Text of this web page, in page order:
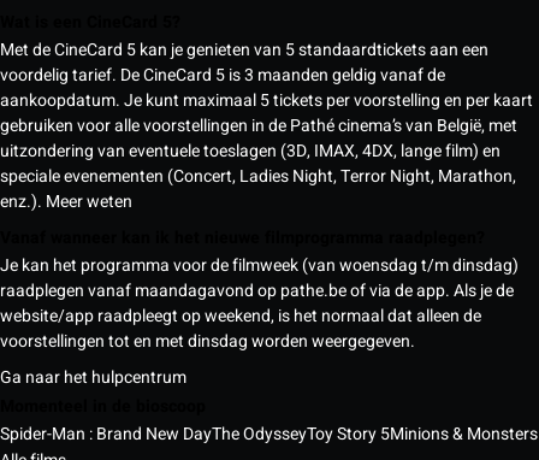
Met de CineCard 5 kan je genieten van 5 standaardtickets aan een
voordelig tarief. De CineCard 5 is 3 maanden geldig vanaf de
aankoopdatum. Je kunt maximaal 5 tickets per voorstelling en per kaart
gebruiken voor alle voorstellingen in de Pathé cinema’s van België, met
uitzondering van eventuele toeslagen (3D, IMAX, 4DX, lange film) en
speciale evenementen (Concert, Ladies Night, Terror Night, Marathon,
enz.). Meer weten
Je kan het programma voor de filmweek (van woensdag t/m dinsdag)
raadplegen vanaf maandagavond op pathe.be of via de app. Als je de
website/app raadpleegt op weekend, is het normaal dat alleen de
voorstellingen tot en met dinsdag worden weergegeven.
Ga naar het hulpcentrum
Spider-Man : Brand New DayThe OdysseyToy Story 5Minions & Monsters